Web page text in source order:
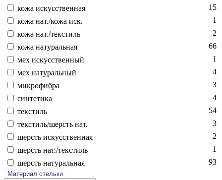
ко­жа ис­кусс­твен­ная
15
ко­жа нат./ко­жа иск.
1
ко­жа нат./текс­тиль
2
ко­жа на­тураль­ная
66
мех ис­кусс­твен­ный
1
мех на­тураль­ный
4
мик­ро­фиб­ра
3
син­те­тика
4
текс­тиль
54
текс­тиль/шерсть нат.
3
шерсть ис­кусс­твен­ная
2
шерсть нат./текс­тиль
1
шерсть на­тураль­ная
93
Материал стельки